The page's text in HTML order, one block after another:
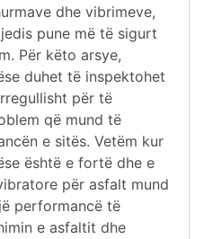
dhe vibrimeve,
pune më të sigurt
Për këto arsye,
duhet të inspektohet
për të
që mund të
e sitës. Vetëm kur
është e fortë dhe e
për asfalt mund
performancë të
e asfaltit dhe